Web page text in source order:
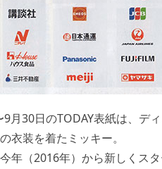
月30日のTODAY表紙は、デ
衣装を着たミッキー。
年（2016年）から新しくス